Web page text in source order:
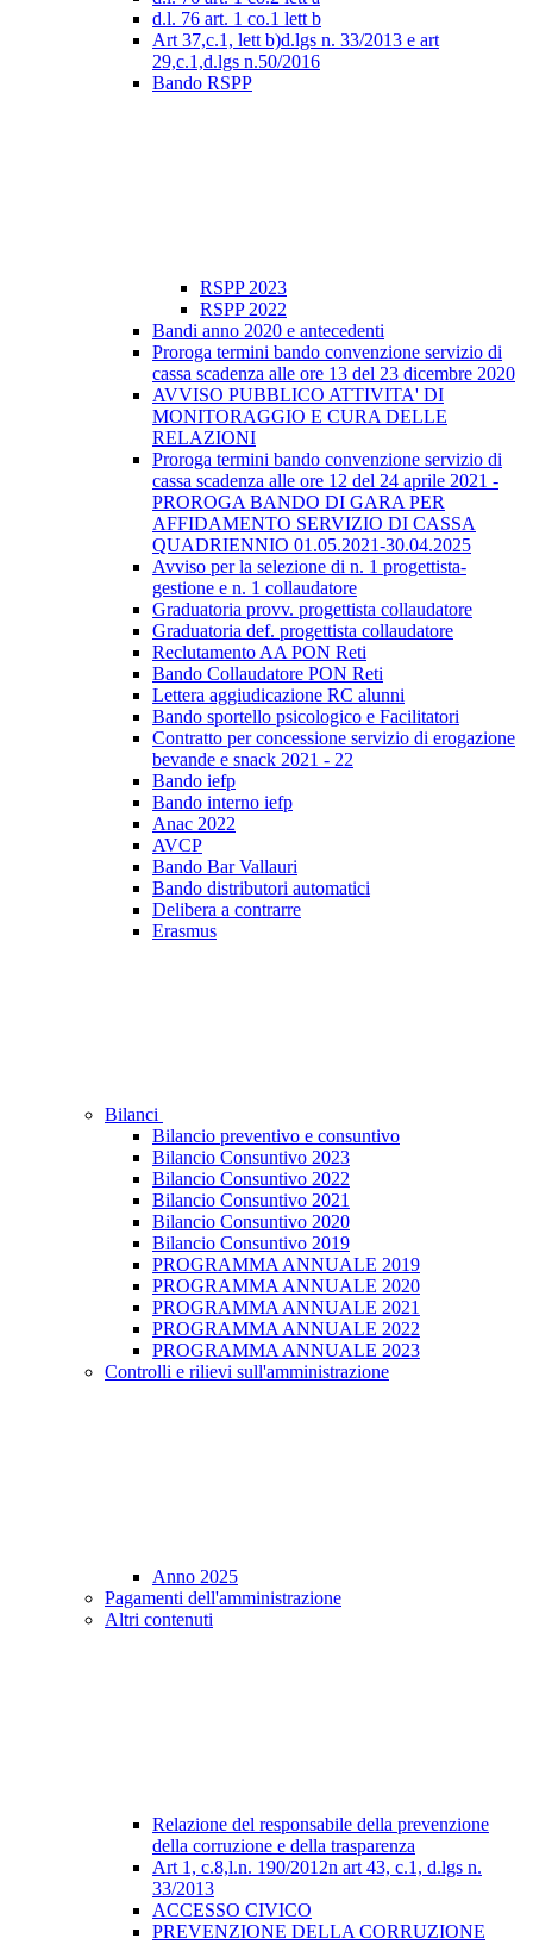
d.l. 76 art. 1 co.1 lett b
Art 37,c.1, lett b)d.lgs n. 33/2013 e art
29,c.1,d.lgs n.50/2016
Bando RSPP
RSPP 2023
RSPP 2022
Bandi anno 2020 e antecedenti
Proroga termini bando convenzione servizio di
cassa scadenza alle ore 13 del 23 dicembre 2020
AVVISO PUBBLICO ATTIVITA' DI
MONITORAGGIO E CURA DELLE
RELAZIONI
Proroga termini bando convenzione servizio di
cassa scadenza alle ore 12 del 24 aprile 2021 -
PROROGA BANDO DI GARA PER
AFFIDAMENTO SERVIZIO DI CASSA
QUADRIENNIO 01.05.2021-30.04.2025
Avviso per la selezione di n. 1 progettista-
gestione e n. 1 collaudatore
Graduatoria provv. progettista collaudatore
Graduatoria def. progettista collaudatore
Reclutamento AA PON Reti
Bando Collaudatore PON Reti
Lettera aggiudicazione RC alunni
Bando sportello psicologico e Facilitatori
Contratto per concessione servizio di erogazione
bevande e snack 2021 - 22
Bando iefp
Bando interno iefp
Anac 2022
AVCP
Bando Bar Vallauri
Bando distributori automatici
Delibera a contrarre
Erasmus
Bilanci
Bilancio preventivo e consuntivo
Bilancio Consuntivo 2023
Bilancio Consuntivo 2022
Bilancio Consuntivo 2021
Bilancio Consuntivo 2020
Bilancio Consuntivo 2019
PROGRAMMA ANNUALE 2019
PROGRAMMA ANNUALE 2020
PROGRAMMA ANNUALE 2021
PROGRAMMA ANNUALE 2022
PROGRAMMA ANNUALE 2023
Controlli e rilievi sull'amministrazione
Anno 2025
Pagamenti dell'amministrazione
Altri contenuti
Relazione del responsabile della prevenzione
della corruzione e della trasparenza
Art 1, c.8,l.n. 190/2012n art 43, c.1, d.lgs n.
33/2013
ACCESSO CIVICO
PREVENZIONE DELLA CORRUZIONE